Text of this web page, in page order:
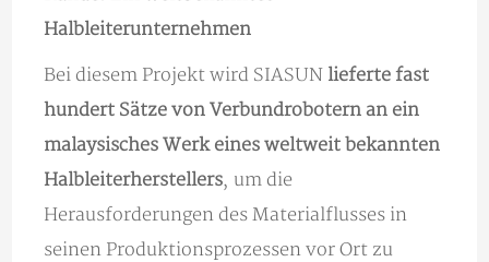
Halbleiterunternehmen
Bei diesem Projekt wird SIASUN lieferte fast
hundert Sätze von Verbundrobotern an ein
malaysisches Werk eines weltweit bekannten
Halbleiterherstellers, um die
Herausforderungen des Materialflusses in
seinen Produktionsprozessen vor Ort zu